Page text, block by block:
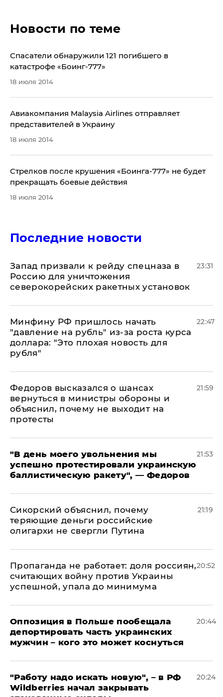
Новости по теме
Спасатели обнаружили 121 погибшего в
катастрофе «Боинг-777»
18 июля 2014
​Авиакомпания Malaysia Airlines отправляет
представителей в Украину
18 июля 2014
​Стрелков после крушения «Боинга-777» не будет
прекращать боевые действия
18 июля 2014
Последние новости
Запад призвали к рейду спецназа в
Россию для уничтожения
северокорейских ракетных установок
23:31
Минфину РФ пришлось начать
"давление на рубль" из-за роста курса
доллара: "Это плохая новость для
рубля"
22:47
Федоров высказался о шансах
вернуться в министры обороны и
объяснил, почему не выходит на
протесты
21:59
​"В день моего увольнения мы
успешно протестировали украинскую
баллистическую ракету", — Федоров
21:53
Сикорский объяснил, почему
теряющие деньги российские
олигархи не свергли Путина
21:19
​Пропаганда не работает: доля россиян,
считающих войну против Украины
успешной, упала до минимума
20:52
Оппозиция в Польше пообещала
депортировать часть украинских
мужчин – кого это может коснуться
20:44
"Работу надо искать новую", – в РФ
Wildberries начал закрывать
20:24